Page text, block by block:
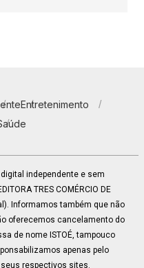
Entretenimento
digital independente e sem
TRES COMÉRCIO DE
Informamos também que não
oferecemos cancelamento do
de nome ISTOÉ, tampouco
apenas pelo
respectivos sites.